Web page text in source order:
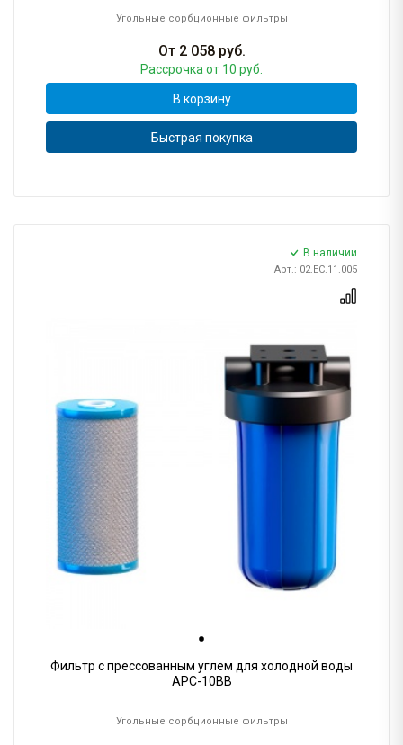
Угольные сорбционные фильтры
От 2 058руб.
Рассрочка от 10 руб.
В корзину
Быстрая покупка
В наличии
Арт.: 02.ЕС.11.005
Фильтр с прессованным углем для холодной воды
АРC-10BB
Угольные сорбционные фильтры